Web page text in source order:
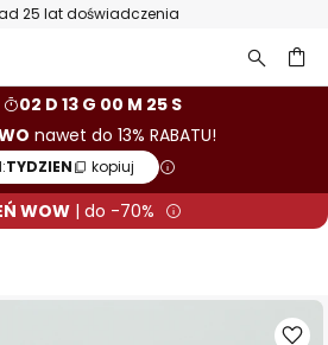
25 lat doświadczenia
02 D 13 G 00 M 24 S
nawet do 13% RABATU!
TYDZIEN kopiuj
WOW| do -70%